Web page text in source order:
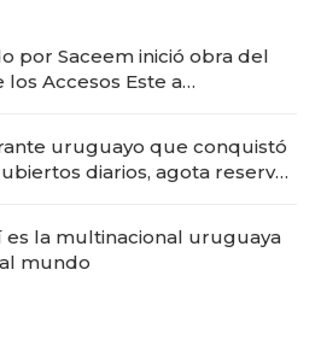
por Saceem inició obra del
Accesos Este a
uruguayo que conquistó
diarios, agota reservas
es la multinacional uruguaya
mundo